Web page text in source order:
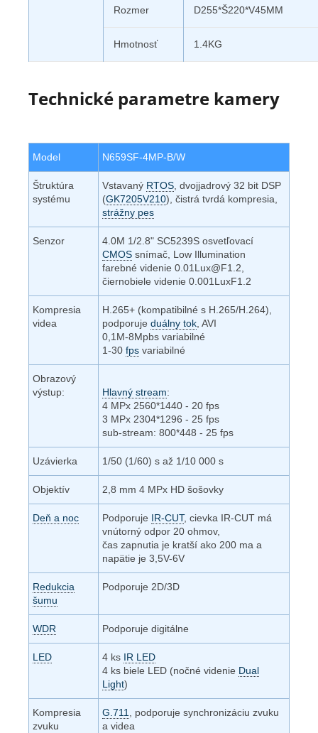
Rozmer D255*Š220*V45MM
Hmotnosť 1.4KG
Technické parametre kamery
Model N659SF-4MP-B/W
Štruktúra
systému
Vstavaný RTOS , dvojjadrový 32 bit DSP
(GK7205V210), čistrá tvrdá kompresia,
strážny pes
Senzor
4.0M 1/2.8" SC5239S osvetľovací
CMOS snímač, Low Illumination
farebné videnie 0.01Lux@F1.2,
čiernobiele videnie 0.001LuxF1.2
Kompresia
videa
H.265+ (kompatibilné s H.265/H.264),
podporuje duálny tok , AVI
0,1M-8Mpbs variabilné
1-30 fps variabilné
Obrazový
výstup:
Hlavný stream:
4 MPx 2560*1440 - 20 fps
3 MPx 2304*1296 - 25 fps
sub-stream: 800*448 - 25 fps
Uzávierka 1/50 (1/60) s až 1/10 000 s
Objektív 2,8 mm 4 MPx HD šošovky
Deň a noc Podporuje IR-CUT, cievka IR-CUT má
vnútorný odpor 20 ohmov,
čas zapnutia je kratší ako 200 ma a
napätie je 3,5V-6V
Redukcia
šumu
Podporuje 2D/3D
WDR Podporuje digitálne
LED 4 ks IR LED
4 ks biele LED (nočné videnie Dual
Light)
Kompresia
zvuku
G.711
, podporuje synchronizáciu zvuku
a videa